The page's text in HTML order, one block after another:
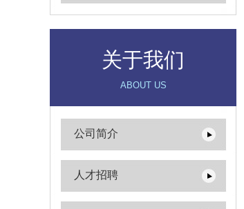
关于我们
ABOUT US
公司简介
人才招聘